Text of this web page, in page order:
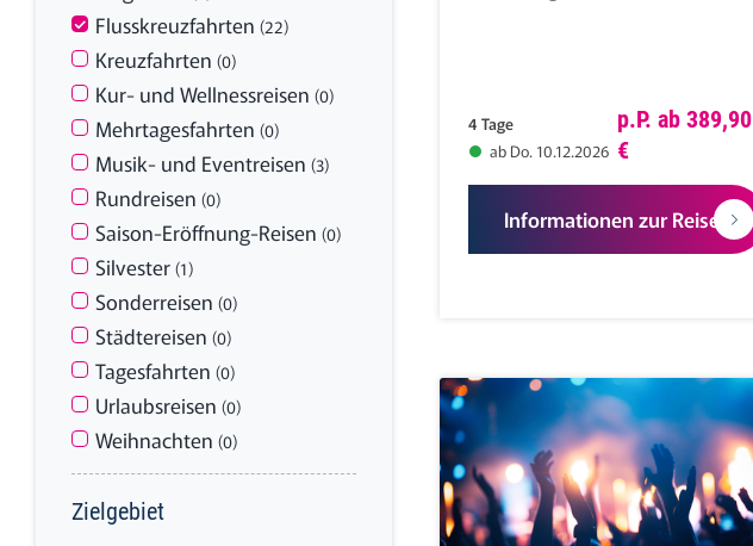
Flusskreuzfahrten (22)
Kreuzfahrten (0)
Kur- und Wellnessreisen (0)
Mehrtagesfahrten (0)
Musik- und Eventreisen (3)
Rundreisen (0)
Saison-Eröffnung-Reisen (0)
Silvester (1)
Sonderreisen (0)
Städtereisen (0)
Tagesfahrten (0)
Urlaubsreisen (0)
Weihnachten (0)
Zielgebiet
4 Tage
ab Do. 10.12.2026
p.P. ab 389,90
€
Informationen zur Reise